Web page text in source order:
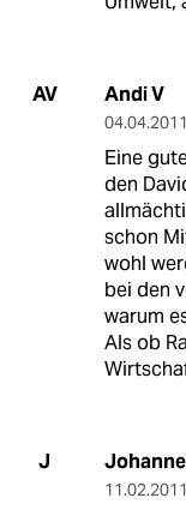
AV Andi V
04.04.2011
Eine
den
schon
wohl
bei den
warum
Als ob
J
11.02.2011